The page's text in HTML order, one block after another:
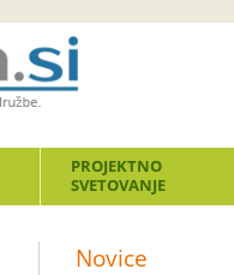
PROJEKTNO
SVETOVANJE
Novice